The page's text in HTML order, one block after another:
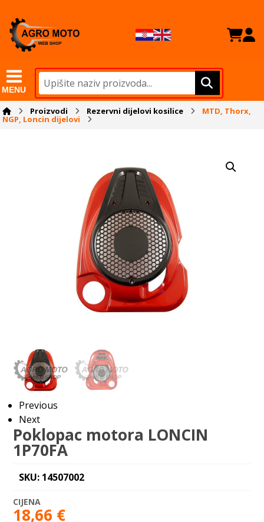
MENU
Proizvodi Rezervni dijelovi kosilice MTD, Thorx,
NGP, Loncin dijelovi
Previous
Next
Poklopac motora LONCIN
1P70FA
SKU: 14507002
18,66 €